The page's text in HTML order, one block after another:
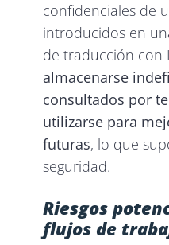
confidenciales de
introducidos en
de traducción con
almacenarse
consultados por
utilizarse para
futuras, lo que
seguridad.
Riesgos
flujos de